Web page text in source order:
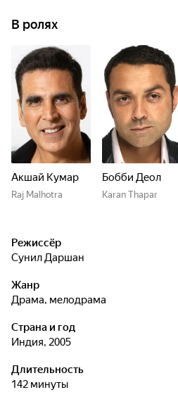
рок? Недоразумение? Или кое-
обязательство переживет
Много разговоров о дружбе. Но
постигают её истинность.
В ролях
Акшай Кумар
Raj Malhotra
Бобби Деол
Karan Thapar
Режиссёр
Сунил Даршан
Жанр
драма, мелодрама
Страна и год
Индия, 2005
Длительность
142 минуты